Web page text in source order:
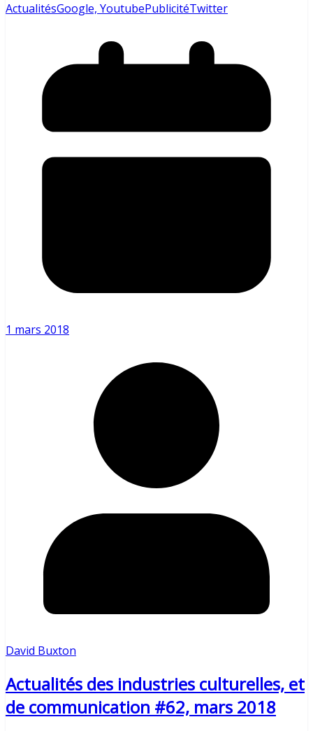
ActualitésGoogle, YoutubePublicitéTwitter
1 mars 2018
David Buxton
Actualités des industries culturelles, et
de communication #62, mars 2018